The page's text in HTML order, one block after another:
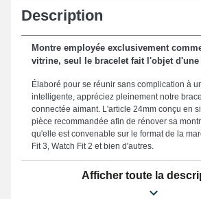
Description
Montre employée exclusivement
vitrine, seul le bracelet fait l'objet d'une
Élaboré pour se réunir sans complication à
intelligente, appréciez pleinement notre
connectée aimant. L'article 24mm conçu en
pièce recommandée afin de rénover sa
qu'elle est convenable sur le format de la
Fit 3, Watch Fit 2 et bien d'autres.
Élaboré pour promettre un mécanisme de
simple, ce bracelet pour smartwatch a une
teinte orangee de qualité. Ce beau bracelet
Afficher toute la